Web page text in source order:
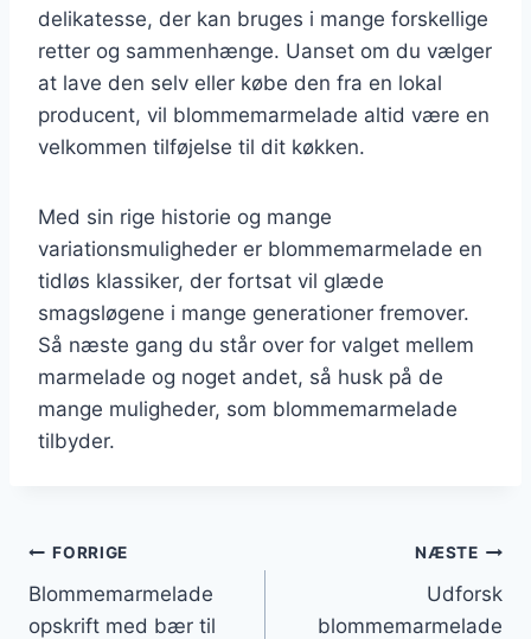
delikatesse, der kan bruges i mange forskellige
retter og sammenhænge. Uanset om du vælger
at lave den selv eller købe den fra en lokal
producent, vil blommemarmelade altid være en
velkommen tilføjelse til dit køkken.
Med sin rige historie og mange
variationsmuligheder er blommemarmelade en
tidløs klassiker, der fortsat vil glæde
smagsløgene i mange generationer fremover.
Så næste gang du står over for valget mellem
marmelade og noget andet, så husk på de
mange muligheder, som blommemarmelade
tilbyder.
Indlægsnavigation
FORRIGE
Blommemarmelade
opskrift med bær til
NÆSTE
Udforsk
blommemarmelade